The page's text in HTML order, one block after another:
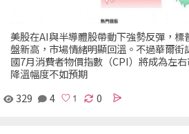
美股在AI與半導體股帶動下強勢反彈，標
盤新高，市場情緒明顯回溫。不過華爾
國7月消費者物價指數（CPI）將成為左
降溫幅度不如預期
329
4 0